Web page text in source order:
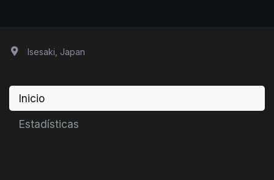
Isesaki, Japan
Inicio
Estadísticas